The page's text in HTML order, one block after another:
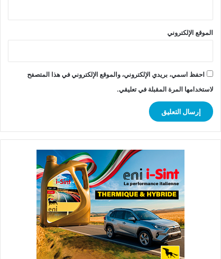
الموقع الإلكتروني
احفظ اسمي، بريدي الإلكتروني، والموقع الإلكتروني في هذا المتصفح
لاستخدامها المرة المقبلة في تعليقي.